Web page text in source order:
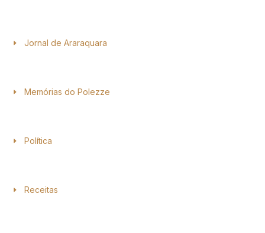
Jornal de Araraquara
Memórias do Polezze
Política
Receitas